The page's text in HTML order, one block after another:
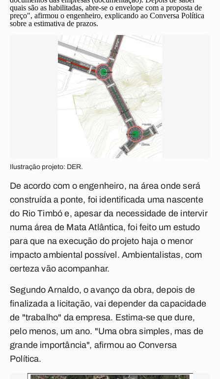
quais são as habilitadas, abre-se o envelope com a proposta de
preço", afirmou o engenheiro, explicando ao Conversa Política
sobre a estimativa de prazos.
Ilustração projeto: DER.
De acordo com o engenheiro, na área onde será
construída a ponte, foi identificada uma nascente
do Rio Timbó e, apesar da necessidade de intervir
numa área de Mata Atlântica, foi feito um estudo
para que na execução do projeto haja o menor
impacto ambiental possível. Ambientalistas, com
certeza vão acompanhar.
Segundo Arnaldo, o avanço da obra, depois de
finalizada a licitação, vai depender da capacidade
de "trabalho" da empresa. Estima-se que dure,
pelo menos, um ano. "Uma obra simples, mas de
grande importância", afirmou ao Conversa
Política.